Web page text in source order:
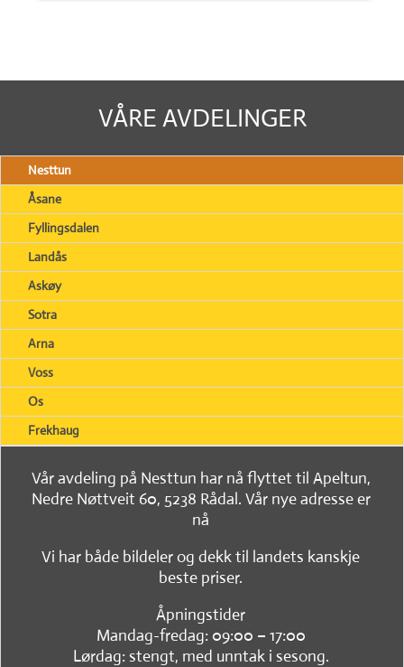
VÅRE AVDELINGER
Nesttun
Åsane
Fyllingsdalen
Landås
Askøy
Sotra
Arna
Voss
Os
Frekhaug
Vår avdeling på Nesttun har nå flyttet til Apeltun,
Nedre Nøttveit 60, 5238 Rådal. Vår nye adresse er
nå
Vi har både bildeler og dekk til landets kanskje
beste priser.
Åpningstider
Mandag-fredag: 09:00 – 17:00
Lørdag: stengt, med unntak i sesong.